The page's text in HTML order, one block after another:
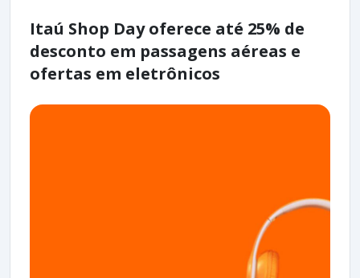
Itaú Shop Day oferece até 25% de
desconto em passagens aéreas e
ofertas em eletrônicos